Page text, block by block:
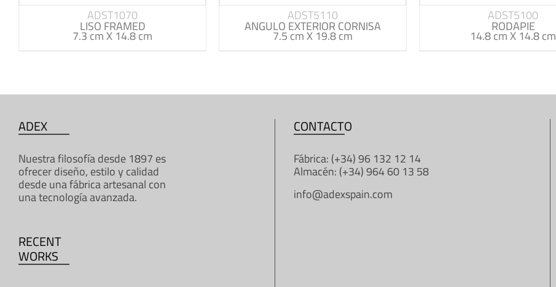
ADST1070
LISO FRAMED
7.3 cm X 14.8 cm
ADST5110
ANGULO EXTERIOR CORNISA
7.5 cm X 19.8 cm
ADST5100
RODAPIE
14.8 cm X 14.8 cm
ADEX
Nuestra filosofía desde 1897 es
ofrecer diseño, estilo y calidad
desde una fábrica artesanal con
una tecnología avanzada.
RECENT
WORKS
CONTACTO
Fábrica: (+34) 96 132 12 14
Almacén: (+34) 964 60 13 58
info@adexspain.com